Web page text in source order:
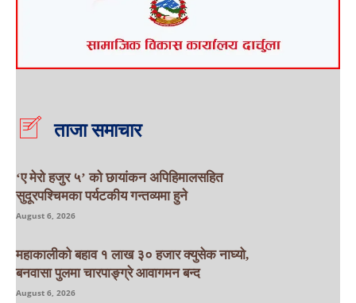
ताजा समाचार
‘ए मेरो हजुर ५’ को छायांकन अपिहिमालसहित
सुदूरपश्चिमका पर्यटकीय गन्तव्यमा हुने
August 6, 2026
महाकालीको बहाव १ लाख ३० हजार क्युसेक नाघ्यो,
बनवासा पुलमा चारपाङ्ग्रे आवागमन बन्द
August 6, 2026